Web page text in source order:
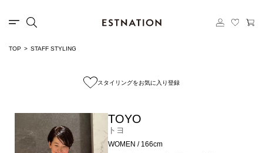
TOP STAFF STYLING
スタイリングをお気に入り登録
TOYO
トヨ
WOMEN / 166cm